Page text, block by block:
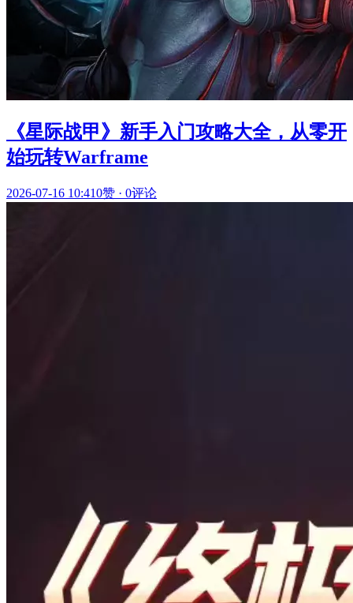
《星际战甲》新手入门攻略大全，从零开
始玩转Warframe
2026-07-16 10:410赞 · 0评论